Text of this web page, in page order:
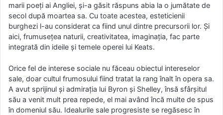
marii poeţi ai Angliei, şi-a găsit răspuns abia la o jumătate de
secol după moartea sa. Cu toate acestea, esteticienii
burghezi l-au considerat ca fiind unul dintre precursorii lor. Şi
aici, frumuseţea naturii, creativitatea, imaginaţia, fac parte
integrată din ideile şi temele operei lui Keats.
Orice fel de interese sociale nu făceau obiectul intereselor
sale, doar cultul frumosului fiind tratat la rang înalt în opera sa.
A avut sprijinul şi admiraţia lui Byron şi Shelley, însă sfârşitul
său a venit mult prea repede, el mai având încă multe de spus
în domeniul său. Idealurile sale progresiste se regăsesc în